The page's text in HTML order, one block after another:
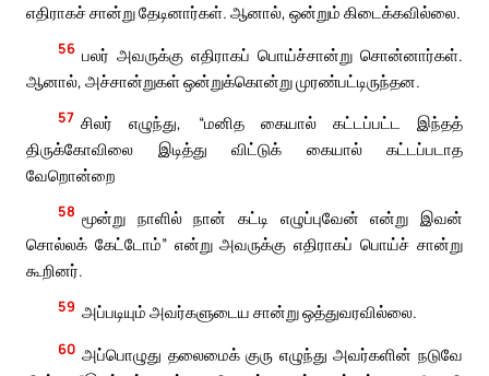
எதிராகச் சான்று தேடினார்கள். ஆனால், ஒன்றும் கிடைக்கவில்லை.
56 பலர் அவருக்கு எதிராகப் பொய்ச்சான்று சொன்னார்கள்.
ஆனால், அச்சான்றுகள் ஒன்றுக்கொன்று முரண்பட்டிருந்தன.
57 சிலர் எழுந்து, “மனித கையால் கட்டப்பட்ட இந்தத்
திருக்கோவிலை இடித்து விட்டுக் கையால் கட்டப்படாத
வேறொன்றை
58 மூன்று நாளில் நான் கட்டி எழுப்புவேன் என்று இவன்
சொல்லக் கேட்டோம்” என்று அவருக்கு எதிராகப் பொய்ச் சான்று
கூறினர்.
59 அப்படியும் அவர்களுடைய சான்று ஒத்துவரவில்லை.
60 அப்பொழுது தலைமைக் குரு எழுந்து அவர்களின் நடுவே